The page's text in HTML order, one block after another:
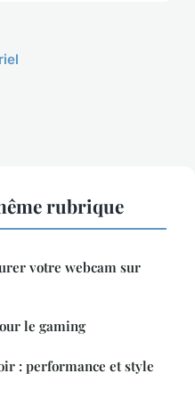
rubrique
votre webcam sur
le gaming
: performance et style